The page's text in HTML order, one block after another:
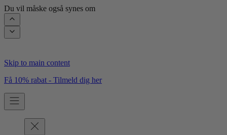
Du vil måske også synes om
Skip to main content
Få 10% rabat - Tilmeld dig her